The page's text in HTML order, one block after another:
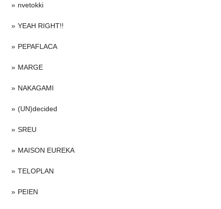
nvetokki
YEAH RIGHT!!
PEPAFLACA
MARGE
NAKAGAMI
(UN)decided
SREU
MAISON EUREKA
TELOPLAN
PEIEN